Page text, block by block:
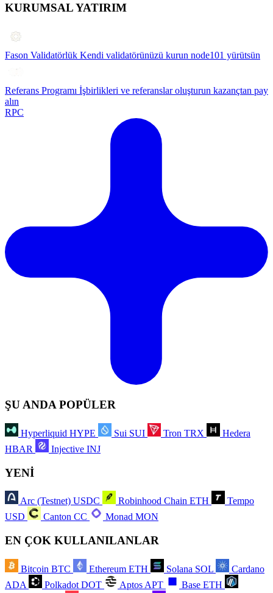
KURUMSAL YATIRIM
Fason Validatörlük Kendi validatörünüzü kurun node101 yürütsün
Referans Programı İşbirlikleri ve referanslar oluşturun kazançtan pay
alın
RPC
ŞU ANDA POPÜLER
Hyperliquid HYPE Sui SUI Tron TRX
Hedera
HBAR
Injective INJ
YENİ
Arc (Testnet) USDC Robinhood Chain ETH
Tempo
USD
Canton CC Monad MON
EN ÇOK KULLANILANLAR
Bitcoin BTC Ethereum ETH Solana SOL
Cardano
ADA
Polkadot DOT Aptos APT Base ETH